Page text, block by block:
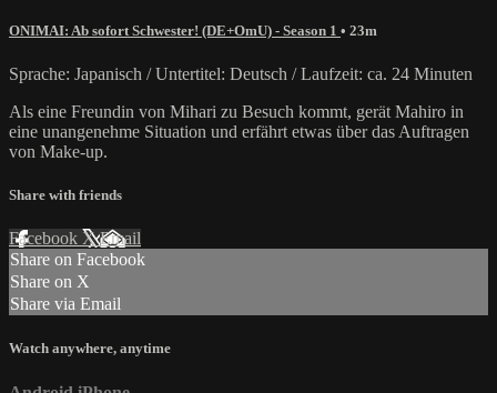
ONIMAI: Ab sofort Schwester! (DE+OmU) - Season 1 • 23m
Sprache: Japanisch / Untertitel: Deutsch / Laufzeit: ca. 24 Minuten
Als eine Freundin von Mihari zu Besuch kommt, gerät Mahiro in
eine unangenehme Situation und erfährt etwas über das Auftragen
von Make-up.
Share with friends
Facebook XEmail
Share on Facebook
Share on X
Share via Email
Watch anywhere, anytime